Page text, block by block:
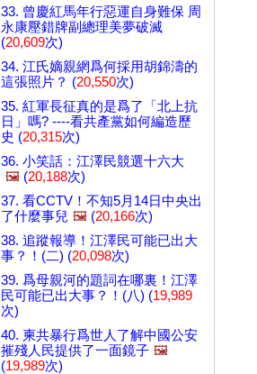
33. 曾慶紅馬年行惡運自身難保 周
永康壓錯牌副總理美夢破滅
(20,609次)
34. 江氏嫡親網爲何採用胡錦濤的
這張照片？ (20,550次)
35. 紅軍長征真的是爲了「北上抗
日」嗎? ----看共產黨如何編造歷
史 (20,315次)
36. 小笑話：江澤民競選十六大
🖼️ (20,188次)
37. 看CCTV！不知5月14日中央出
了什麼事兒 🖼️ (20,166次)
38. 追蹤報導！江澤民可能已出大
事？！(二) (20,098次)
39. 爲母親河的題詞在哪裏！江澤
民可能已出大事？！(八) (19,989
次)
40. 柬共暴行爲世人了解中國公安
摧殘人民提供了一面鏡子 🖼️
(19,989次)